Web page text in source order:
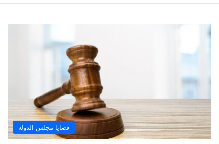
قضايا مجلس الدوله